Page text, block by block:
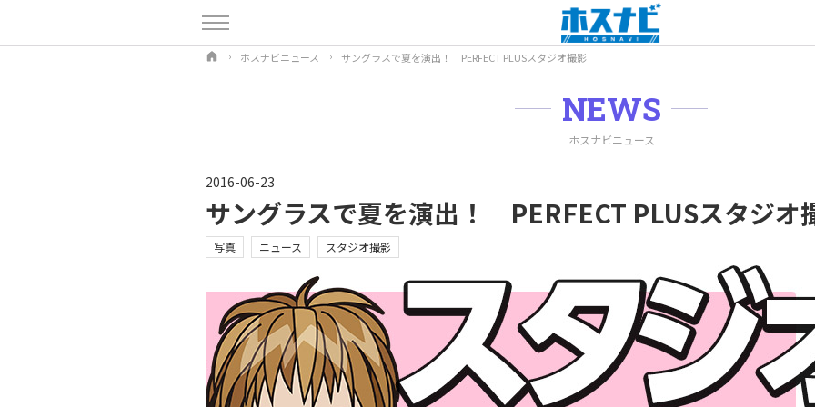
ホスナビニュース サングラスで夏を演出！ PERFECT PLUSスタジオ撮影
NEWS
ホスナビニュース
2016-06-23
サングラスで夏を演出！ PERFECT PLUSスタジオ
写真 ニュース スタジオ撮影